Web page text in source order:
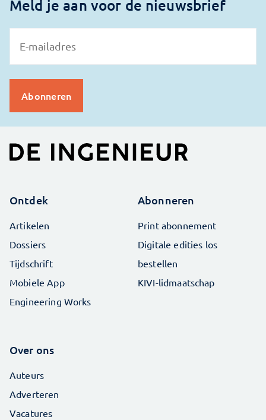
Meld je aan voor de nieuwsbrief
Ontdek
Artikelen
Dossiers
Tijdschrift
Mobiele App
Engineering Works
Abonneren
Print abonnement
Digitale edities los
bestellen
KIVI-lidmaatschap
Over ons
Auteurs
Adverteren
Vacatures